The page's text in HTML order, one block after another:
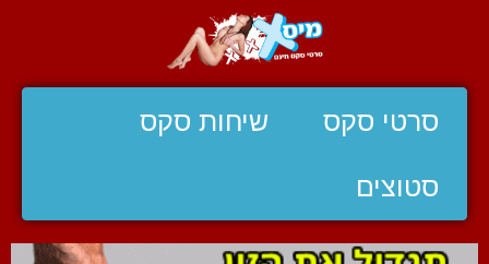
סרטי סקס שיחות סקס
סטוצים